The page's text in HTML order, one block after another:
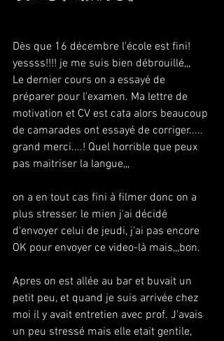
Dès que 16 décembre l'école est fini!
yessss!!!! je me suis bien débrouillé,,,
Le dernier cours on a essayé de
préparer pour l'examen. Ma lettre de
motivation et CV est cata alors beaucoup
de camarades ont essayé de corriger.....
grand merci....! Quel horrible que peux
pas maitriser la langue,,,
on a en tout cas fini à filmer donc on a
plus stresser. le mien j'ai décidé
d'envoyer celui de jeudi, j'ai pas encore
OK pour envoyer ce video-là mais,,,bon.
Apres on est allée au bar et buvait un
petit peu, et quand je suis arrivée chez
moi il y avait entretien avec prof. J'avais
un peu stressé mais elle etait gentile,